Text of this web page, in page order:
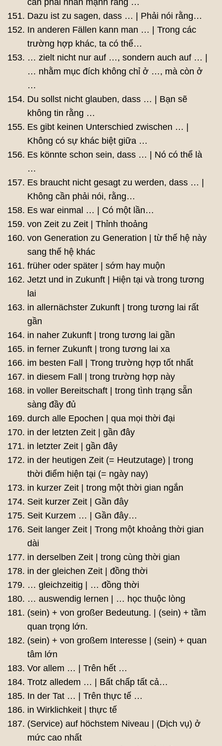
cần phải nhấn mạnh rằng …
Dazu ist zu sagen, dass … | Phải nói rằng…
In anderen Fällen kann man … | Trong các
trường hợp khác, ta có thể…
… zielt nicht nur auf …, sondern auch auf … |
… nhằm mục đích không chỉ ở …, mà còn ở
…
Du sollst nicht glauben, dass … | Bạn sẽ
không tin rằng …
Es gibt keinen Unterschied zwischen … |
Không có sự khác biệt giữa …
Es könnte schon sein, dass … | Nó có thể là
…
Es braucht nicht gesagt zu werden, dass … |
Không cần phải nói, rằng…
Es war einmal … | Có một lần…
von Zeit zu Zeit | Thỉnh thoảng
von Generation zu Generation | từ thế hệ này
sang thế hệ khác
früher oder später | sớm hay muộn
Jetzt und in Zukunft | Hiện tại và trong tương
lai
in allernächster Zukunft | trong tương lai rất
gần
in naher Zukunft | trong tương lai gần
in ferner Zukunft | trong tương lai xa
im besten Fall | Trong trường hợp tốt nhất
in diesem Fall | trong trường hợp này
in voller Bereitschaft | trong tình trạng sẵn
sàng đầy đủ
durch alle Epochen | qua mọi thời đại
in der letzten Zeit | gần đây
in letzter Zeit | gần đây
in der heutigen Zeit (= Heutzutage) | trong
thời điểm hiện tại (= ngày nay)
in kurzer Zeit | trong một thời gian ngắn
Seit kurzer Zeit | Gần đây
Seit Kurzem … | Gần đây…
Seit langer Zeit | Trong một khoảng thời gian
dài
in derselben Zeit | trong cùng thời gian
in der gleichen Zeit | đồng thời
… gleichzeitig | … đồng thời
… auswendig lernen | … học thuộc lòng
(sein) + von großer Bedeutung. | (sein) + tầm
quan trọng lớn.
(sein) + von großem Interesse | (sein) + quan
tâm lớn
Vor allem … | Trên hết …
Trotz alledem … | Bất chấp tất cả…
In der Tat … | Trên thực tế …
in Wirklichkeit | thực tế
(Service) auf höchstem Niveau | (Dịch vụ) ở
mức cao nhất